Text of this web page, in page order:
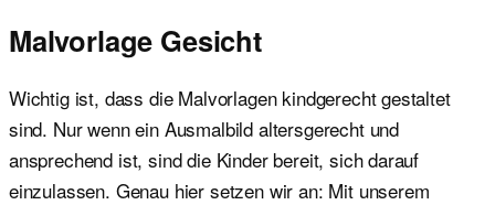
Malvorlage Gesicht
Wichtig ist, dass die Malvorlagen kindgerecht gestaltet
sind. Nur wenn ein Ausmalbild altersgerecht und
ansprechend ist, sind die Kinder bereit, sich darauf
einzulassen. Genau hier setzen wir an: Mit unserem